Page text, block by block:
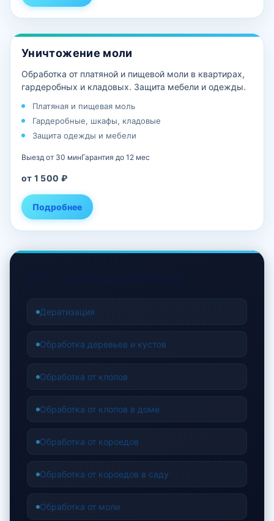
Уничтожение моли
Обработка от платяной и пищевой моли в квартирах,
гардеробных и кладовых. Защита мебели и одежды.
Платяная и пищевая моль
Гардеробные, шкафы, кладовые
Защита одежды и мебели
Выезд от 30 минГарантия до 12 мес
от 1 500 ₽
Подробнее
Дератизация
Обработка деревьев и кустов
Обработка от клопов
Обработка от клопов в доме
Обработка от короедов
Обработка от короедов в саду
Обработка от моли